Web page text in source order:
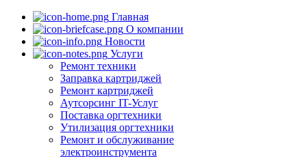
Главная
О компании
Новости
Услуги
Ремонт техники
Заправка картриджей
Ремонт картриджей
Аутсорсинг IT-Услуг
Поставка оргтехники
Утилизация оргтехники
Ремонт и обслуживание
электроинструмента